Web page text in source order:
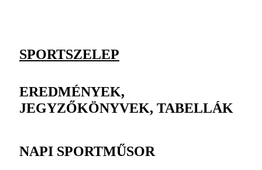
SPORTSZELEP
EREDMÉNYEK,
JEGYZŐKÖNYVEK, TABELLÁK
NAPI SPORTMŰSOR